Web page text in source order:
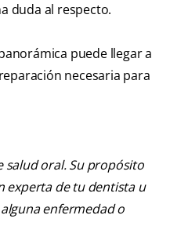
duda al respecto.
puede llegar a
necesaria para
salud oral. Su propósito
experta de tu dentista u
enfermedad o